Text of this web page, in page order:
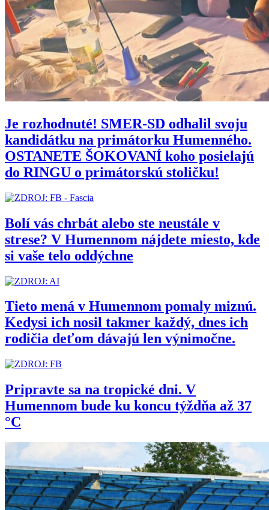
Je rozhodnuté! SMER-SD odhalil svoju
kandidátku na primátorku Humenného.
OSTANETE ŠOKOVANÍ koho posielajú
do RINGU o primátorskú stoličku!
Bolí vás chrbát alebo ste neustále v
strese? V Humennom nájdete miesto, kde
si vaše telo oddýchne
Tieto mená v Humennom pomaly miznú.
Kedysi ich nosil takmer každý, dnes ich
rodičia deťom dávajú len výnimočne.
Pripravte sa na tropické dni. V
Humennom bude ku koncu týždňa až 37
°C